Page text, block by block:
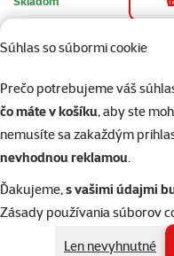
Súhlas so súbormi cookie
Prečo potrebujeme váš
čo máte v košíku, aby ste
nemusíte sa zakaždým
nevhodnou reklamou.
Ďakujeme,s vašimi údajmi
Zásady používania súborov
Len nevyhnutné
Spot-on
pre
Beaphar
Vetopure
Cena
9,99 €
💛 Novinka